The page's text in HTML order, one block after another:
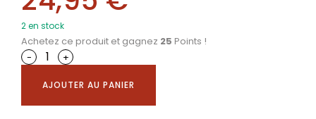
2 en stock
Achetez ce produit et gagnez 25 Points !
-
+
AJOUTER AU PANIER